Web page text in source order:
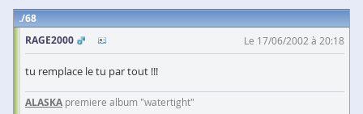
68
RAGE2000
Le 17/06/2002 à 20:18
tu remplace le tu par tout !!!
ALASKA premiere album "watertight"